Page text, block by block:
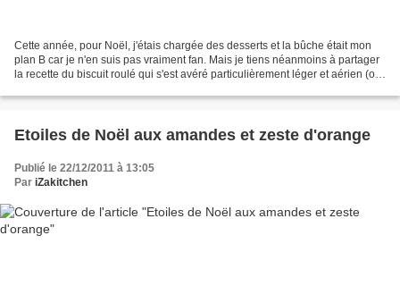
Cette année, pour Noël, j'étais chargée des desserts et la bûche était mon
plan B car je n'en suis pas vraiment fan. Mais je tiens néanmoins à partager
la recette du biscuit roulé qui s'est avéré particulièrement léger et aérien (oui
Etoiles de Noël aux amandes et zeste d'orange
Publié le 22/12/2011 à 13:05
Par iZakitchen